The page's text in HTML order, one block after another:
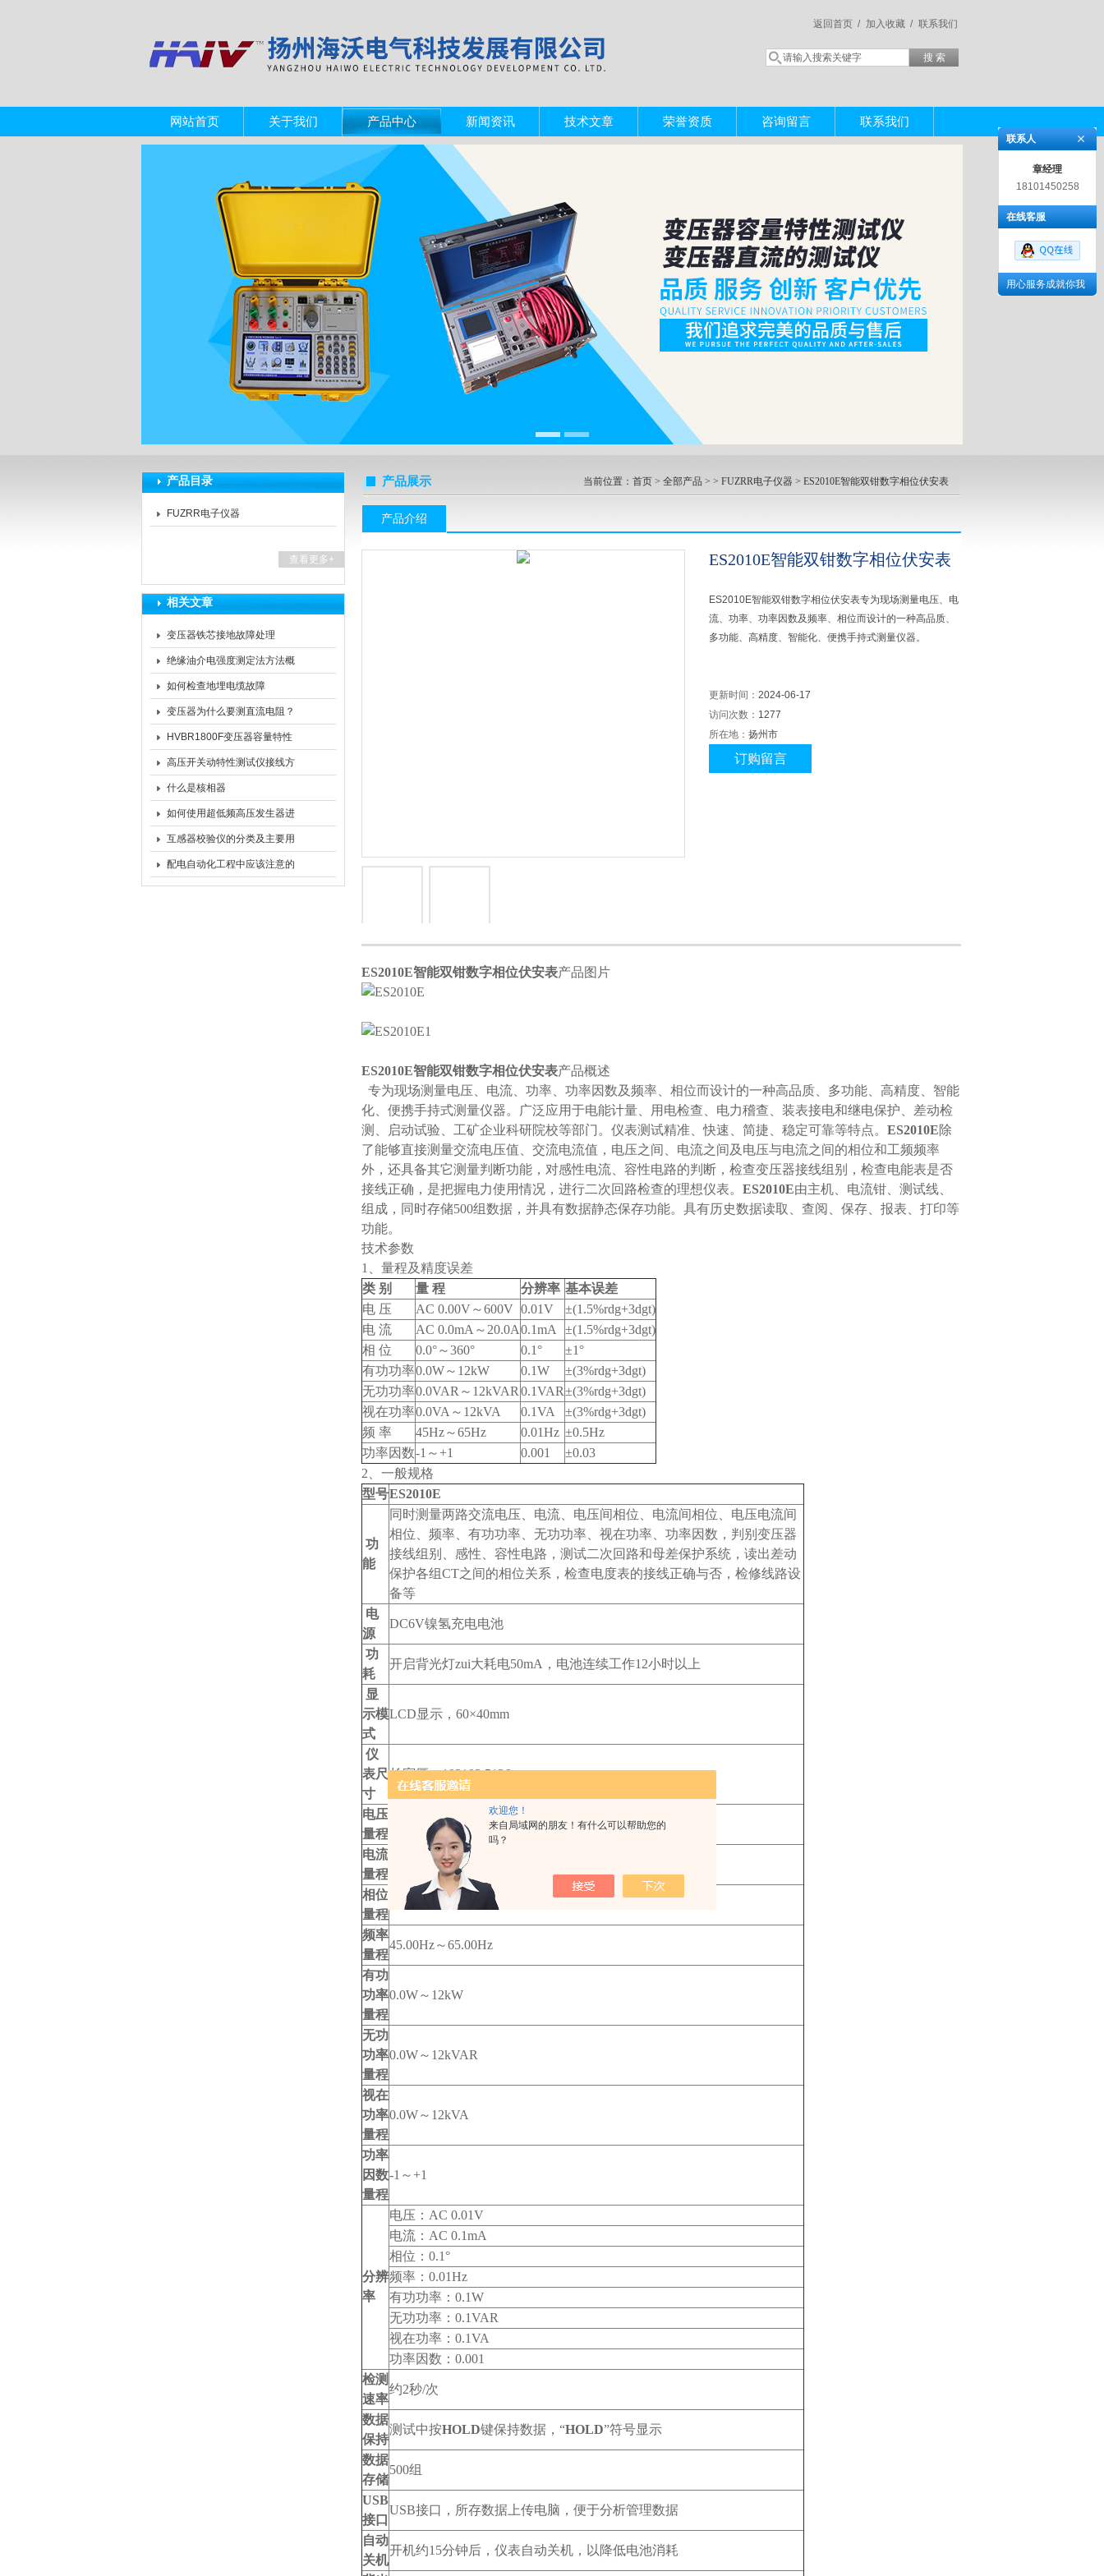
欢迎您！
来自局域网的朋友！有什么可以帮助您的
吗？
扬州海沃电气科技发展有限公司
联系我们
加入收藏 /
返回首页 /
网站首页 关于我们 产品中心 新闻资讯 技术文章 荣誉资质 咨询留言 联系我们
产品目录
FUZRR电子仪器
查看更多+
相关文章
变压器铁芯接地故障处理
绝缘油介电强度测定法方法概
要
如何检查地埋电缆故障
变压器为什么要测直流电阻？
HVBR1800F变压器容量特性
测试仪面板介绍
高压开关动特性测试仪接线方
法说明
什么是核相器
如何使用超低频高压发生器进
行大型发电机的耐压试验
互感器校验仪的分类及主要用
途
配电自动化工程中应该注意的
问题
产品展示 当前位置： 首页 > 全部产品 > > FUZRR电子仪器 > ES2010E智能双钳数字相位伏安表
产品介绍
ES2010E智能双钳数字相位伏安表
ES2010E智能双钳数字相位伏安表专为现场测量电压、电
流、功率、功率因数及频率、相位而设计的一种高品质、
多功能、高精度、智能化、便携手持式测量仪器。
更新时间：2024-06-17
访问次数： 1277
所在地：扬州市
订购留言
ES2010E智能双钳数字相位伏安表产品图片
ES2010E智能双钳数字相位伏安表产品概述
专为现场测量电压、电流、功率、功率因数及频率、相位而设计的一种高品质、多功能、高精度、智能
化、便携手持式测量仪器。广泛应用于电能计量、用电检查、电力稽查、装表接电和继电保护、差动检
测、启动试验、工矿企业科研院校等部门。仪表测试精准、快速、简捷、稳定可靠等特点。 ES2010E除
了能够直接测量交流电压值、交流电流值，电压之间、电流之间及电压与电流之间的相位和工频频率
外，还具备其它测量判断功能，对感性电流、容性电路的判断，检查变压器接线组别，检查电能表是否
接线正确，是把握电力使用情况，进行二次回路检查的理想仪表。 ES2010E由主机、电流钳、测试线、
组成，同时存储500组数据，并具有数据静态保存功能。具有历史数据读取、查阅、保存、报表、打印等
功能。
技术参数
1、量程及精度误差
类 别
量 程 分辨率 基本误差
电 压
AC 0.00V～600V 0.01V
±(1.5%rdg+3dgt)
电 流
AC 0.0mA～20.0A0.1mA
±(1.5%rdg+3dgt)
相 位
0.0°～360° 0.1°
±1°
有功功率0.0W～12kW 0.1W
±(3%rdg+3dgt)
无功功率0.0VAR～12kVAR 0.1VAR±(3%rdg+3dgt)
视在功率0.0VA～12kVA 0.1VA
±(3%rdg+3dgt)
频 率
45Hz～65Hz 0.01Hz ±0.5Hz
功率因数-1～+1 0.001
±0.03
2、一般规格
型号ES2010E
功
能
同时测量两路交流电压、电流、电压间相位、电流间相位、电压电流间
相位、频率、有功功率、无功功率、视在功率、功率因数，判别变压器
接线组别、感性、容性电路，测试二次回路和母差保护系统，读出差动
保护各组CT之间的相位关系，检查电度表的接线正确与否，检修线路设
备等
电
源
DC6V镍氢充电电池
功
耗
开启背光灯zui大耗电50mA，电池连续工作12小时以上
显
示模
式
LCD显示，60×40mm
仪
表尺
寸
长宽厚：192*92.5*36mm
电压
量程
AC 0.00V～600V
电流
量程
AC 0.0mA～20.0A
相位
量程
0.0°～360.0°
频率
量程
45.00Hz～65.00Hz
有功
功率
量程
0.0W～12kW
无功
功率
量程
0.0W～12kVAR
视在
功率
量程
0.0W～12kVA
功率
因数
量程
-1～+1
分辨
率
电压：AC 0.01V
电流：AC 0.1mA
相位：0.1°
频率：0.01Hz
有功功率：0.1W
无功功率：0.1VAR
视在功率：0.1VA
功率因数：0.001
检测
速率
约2秒/次
数据
保持
测试中按HOLD键保持数据，“HOLD”符号显示
数据
存储
500组
USB
接口
USB接口，所存数据上传电脑，便于分析管理数据
自动
关机
开机约15分钟后，仪表自动关机，以降低电池消耗
联系人
章经理
18101450258
在线客服
用心服务成就你我